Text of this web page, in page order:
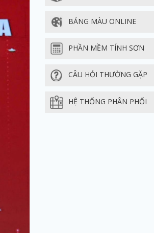
BẢNG MÀU ONLINE
PHẦN MỀM TÍNH SƠN
CÂU HỎI THƯỜNG GẶP
HỆ THỐNG PHÂN PHỐI